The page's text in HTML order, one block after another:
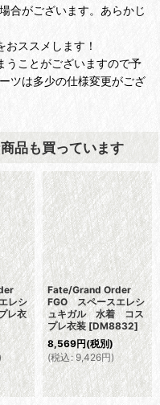
合がございます。あらかじ
ススメします！
うことがございますので予
ツは多少の仕様変更がござ
品も買っています
レシ
レ衣
Fate/Grand Order
FGO スペースエレシ
ュキガル 水着 コス
プレ衣装 [DM8832]
8,569円(税別)
(税込 : 9,426円)